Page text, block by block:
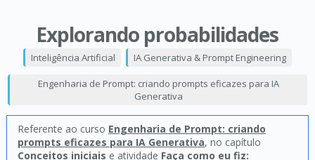
Explorando probabilidades
Inteligência Artificial IA Generativa & Prompt Engineering
Engenharia de Prompt: criando prompts eficazes para IA
Generativa
Referente ao curso Engenharia de Prompt: criando
prompts eficazes para IA Generativa, no capítulo
Conceitos iniciais e atividade Faça como eu fiz: